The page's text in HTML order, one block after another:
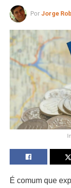
Por Jorge
É comum que